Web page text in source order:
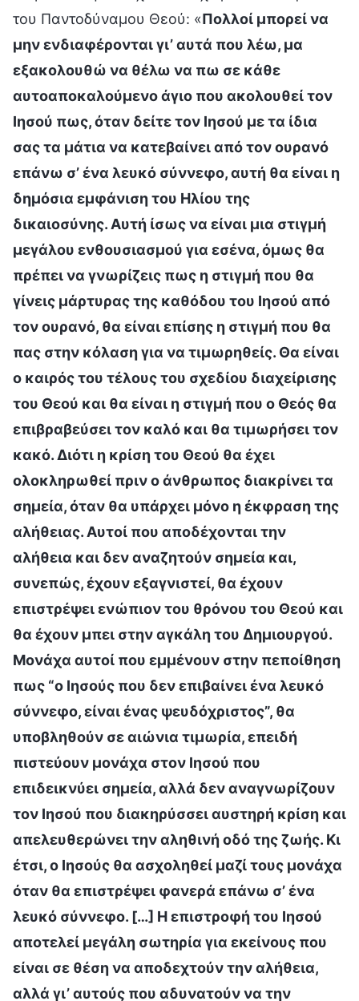
του Παντοδύναμου Θεού: «Πολλοί μπορεί να
μην ενδιαφέρονται γι’ αυτά που λέω, μα
εξακολουθώ να θέλω να πω σε κάθε
αυτοαποκαλούμενο άγιο που ακολουθεί τον
Ιησού πως, όταν δείτε τον Ιησού με τα ίδια
σας τα μάτια να κατεβαίνει από τον ουρανό
επάνω σ’ ένα λευκό σύννεφο, αυτή θα είναι η
δημόσια εμφάνιση του Ηλίου της
δικαιοσύνης. Αυτή ίσως να είναι μια στιγμή
μεγάλου ενθουσιασμού για εσένα, όμως θα
πρέπει να γνωρίζεις πως η στιγμή που θα
γίνεις μάρτυρας της καθόδου του Ιησού από
τον ουρανό, θα είναι επίσης η στιγμή που θα
πας στην κόλαση για να τιμωρηθείς. Θα είναι
ο καιρός του τέλους του σχεδίου διαχείρισης
του Θεού και θα είναι η στιγμή που ο Θεός θα
επιβραβεύσει τον καλό και θα τιμωρήσει τον
κακό. Διότι η κρίση του Θεού θα έχει
ολοκληρωθεί πριν ο άνθρωπος διακρίνει τα
σημεία, όταν θα υπάρχει μόνο η έκφραση της
αλήθειας. Αυτοί που αποδέχονται την
αλήθεια και δεν αναζητούν σημεία και,
συνεπώς, έχουν εξαγνιστεί, θα έχουν
επιστρέψει ενώπιον του θρόνου του Θεού και
θα έχουν μπει στην αγκάλη του Δημιουργού.
Μονάχα αυτοί που εμμένουν στην πεποίθηση
πως “ο Ιησούς που δεν επιβαίνει ένα λευκό
σύννεφο, είναι ένας ψευδόχριστος”, θα
υποβληθούν σε αιώνια τιμωρία, επειδή
πιστεύουν μονάχα στον Ιησού που
επιδεικνύει σημεία, αλλά δεν αναγνωρίζουν
τον Ιησού που διακηρύσσει αυστηρή κρίση και
απελευθερώνει την αληθινή οδό της ζωής. Κι
έτσι, ο Ιησούς θα ασχοληθεί μαζί τους μονάχα
όταν θα επιστρέψει φανερά επάνω σ’ ένα
λευκό σύννεφο. […] Η επιστροφή του Ιησού
αποτελεί μεγάλη σωτηρία για εκείνους που
είναι σε θέση να αποδεχτούν την αλήθεια,
αλλά γι’ αυτούς που αδυνατούν να την